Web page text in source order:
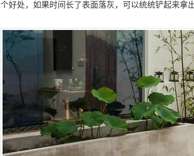
个好处，如果时间长了表面落灰，可以统统铲起来拿